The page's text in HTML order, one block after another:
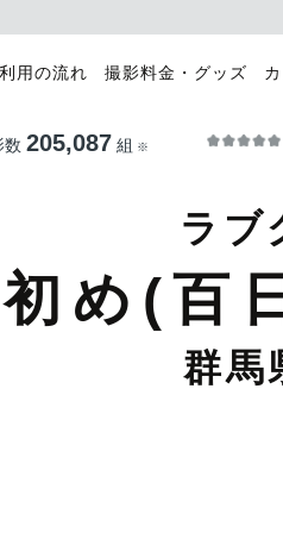
用の流れ 撮影料金・グッズ
数 205,087 組 ※
ラブ
め(百
群馬